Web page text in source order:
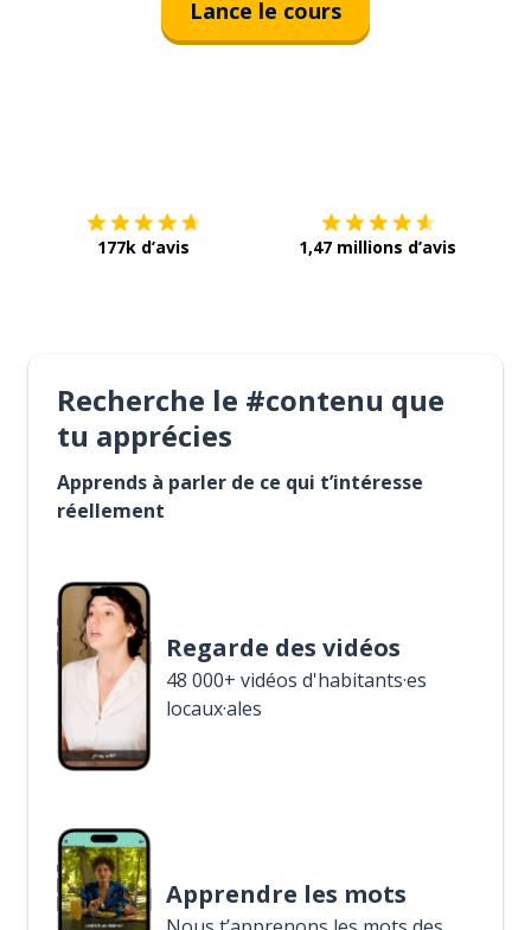
Lance le cours
177k d’avis 1,47 millions d’avis
Recherche le #contenu que
tu apprécies
Apprends à parler de ce qui t’intéresse
réellement
Regarde des vidéos
48 000+ vidéos d'habitants·es
locaux·ales
Apprendre les mots